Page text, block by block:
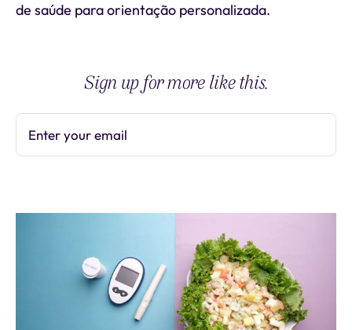
de saúde para orientação personalizada.
Sign up for more like this.
Enter your email